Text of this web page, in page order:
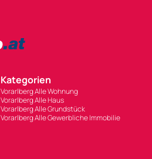
Kategorien
Vorarlberg Alle Wohnung
Vorarlberg Alle Haus
Vorarlberg Alle Grundstück
Vorarlberg Alle Gewerbliche Immobilie